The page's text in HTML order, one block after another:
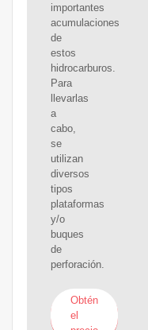
importantes
acumulaciones
de
estos
hidrocarburos.
Para
llevarlas
a
cabo,
se
utilizan
diversos
tipos
plataformas
y/o
buques
de
perforación.
Obtén
el